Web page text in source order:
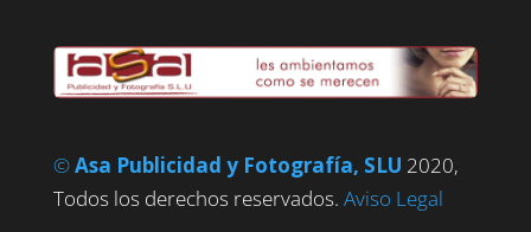
©Asa Publicidad y Fotografía, SLU 2020,
Todos los derechos reservados. Aviso Legal